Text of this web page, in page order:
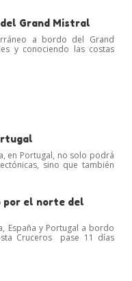
Grand Mistral
a bordo del Grand
y conociendo las costas
en Portugal, no solo podrá
sino que también
por el norte del
España y Portugal a bordo
Cruceros pase 11 días